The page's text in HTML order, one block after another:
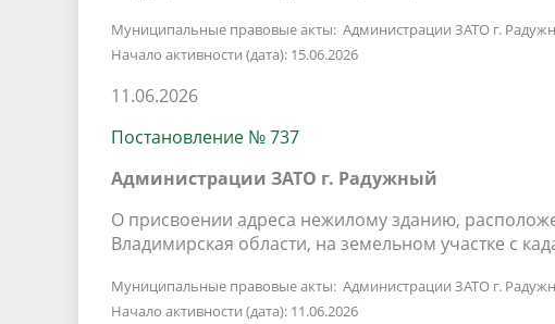
Муниципальные правовые акты: Администрации ЗАТО г.
Начало активности (дата): 15.06.2026
11.06.2026
Постановление № 737
Администрации ЗАТО г. Радужный
О присвоении адреса нежилому зданию,
Владимирская области, на земельном участке с
Муниципальные правовые акты: Администрации ЗАТО г.
Начало активности (дата): 11.06.2026